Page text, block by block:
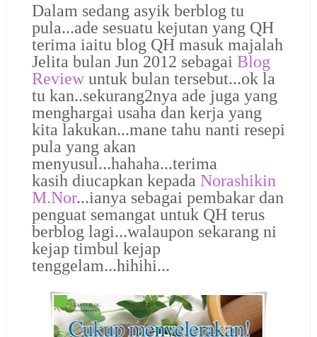
Dalam sedang asyik berblog tu
pula...ade sesuatu kejutan yang QH
terima iaitu blog QH masuk majalah
Jelita bulan Jun 2012 sebagai Blog
Reviewuntuk bulan tersebut...ok la
tu kan..sekurang2nya ade juga yang
menghargai usaha dan kerja yang
kita lakukan...mane tahu nanti resepi
pula yang akan
menyusul...hahaha...terima
kasih diucapkan kepada Norashikin
M.Nor...ianya sebagai pembakar dan
penguat semangat untuk QH terus
berblog lagi...walaupon sekarang ni
kejap timbul kejap
tenggelam...hihihi...